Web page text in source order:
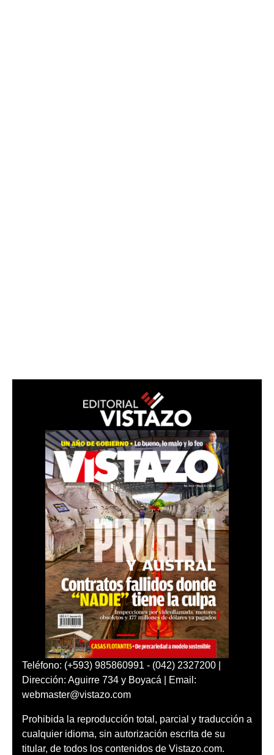
Teléfono: (+593) 985860991 - (042) 2327200 |
Dirección: Aguirre 734 y Boyacá | Email:
webmaster@vistazo.com
Prohibida la reproducción total, parcial y traducción a
cualquier idioma, sin autorización escrita de su
titular, de todos los contenidos de Vistazo.com.